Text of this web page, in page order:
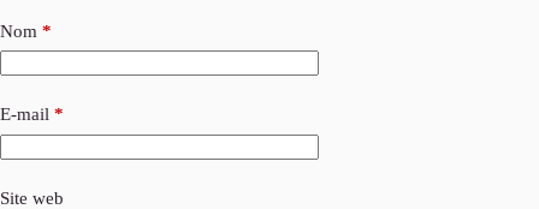
Nom *
E-mail *
Site web